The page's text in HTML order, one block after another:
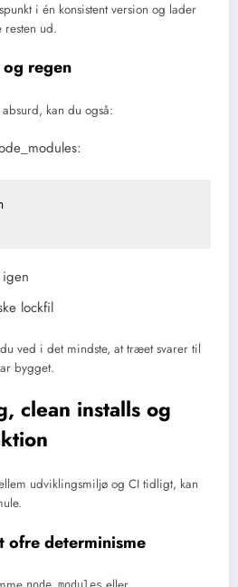
i én konsistent version og lader
resten ud.
regen
kan du også:
igen
lockfil
ved i det mindste, at træet svarer til
bygget.
clean installs og
udviklingsmiljø og CI tidligt, kan
ofre determinisme